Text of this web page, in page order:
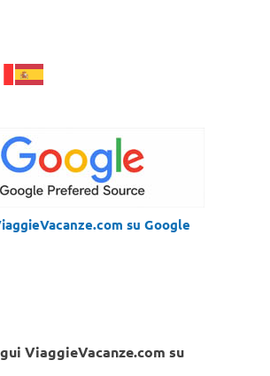
su Google
ViaggieVacanze.com su